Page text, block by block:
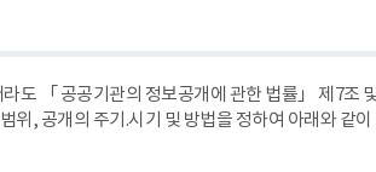
도 「 공공기관의 정보공개에 관한 법률」 제7조
위, 공개의 주기.시기 및 방법을 정하여 아래와 같